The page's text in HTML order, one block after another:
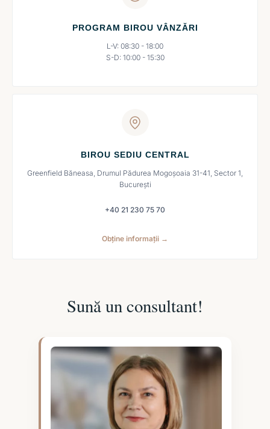
PROGRAM BIROU VÂNZĂRI
L-V: 08:30 - 18:00
S-D: 10:00 - 15:30
BIROU SEDIU CENTRAL
Greenfield Băneasa, Drumul Pădurea Mogoșoaia 31-41, Sector 1,
București
+40 21 230 75 70
Obține informații →
Sună un consultant!